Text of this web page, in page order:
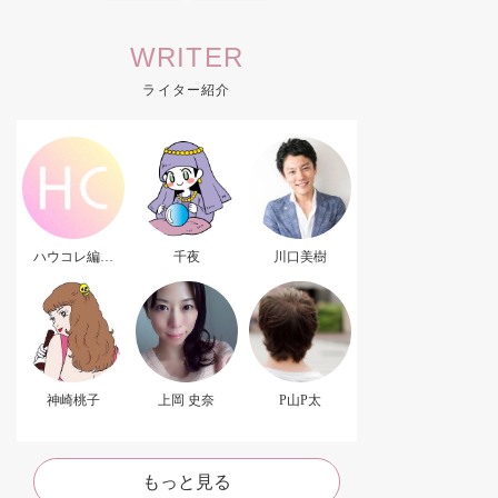
WRITER
ライター紹介
ハウコレ編集
千夜 川口美樹
神崎桃子 上岡 史奈 P山P太
もっと見る